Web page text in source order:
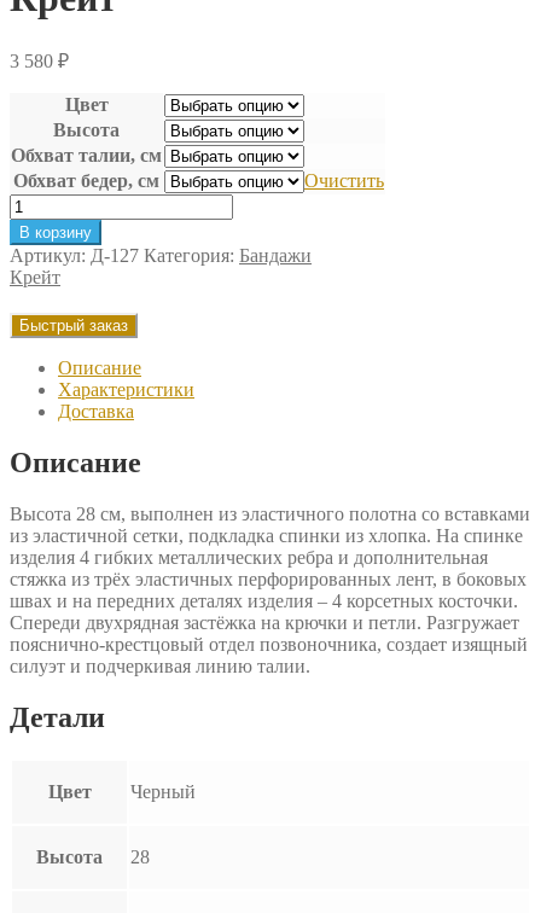
3 580 ₽
Цвет
Высота
Обхват талии, см
Обхват бедер, см
Очистить
Количество
товара
Корсет
компрессионный
Крейт
В корзину
Артикул: Д-127 Категория: Бандажи
Крейт
Быстрый заказ
Описание
Характеристики
Доставка
Описание
Высота 28 см, выполнен из эластичного полотна со вставками
из эластичной сетки, подкладка спинки из хлопка. На спинке
изделия 4 гибких металлических ребра и дополнительная
стяжка из трёх эластичных перфорированных лент, в боковых
швах и на передних деталях изделия – 4 корсетных косточки.
Спереди двухрядная застёжка на крючки и петли. Разгружает
пояснично-крестцовый отдел позвоночника, создает изящный
силуэт и подчеркивая линию талии.
Детали
Цвет Черный
Высота 28